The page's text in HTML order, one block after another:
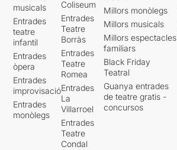
musicals
Entrades
teatre
infantil
Entrades
òpera
Entrades
improvisació
Entrades
monòlegs
Coliseum
Entrades
Teatre
Borràs
Entrades
Teatre
Romea
Entrades
La
Villarroel
Entrades
Teatre
Condal
Millors monòlegs
Millors musicals
Millors espectacles
familiars
Black Friday
Teatral
Guanya entrades
de teatre gratis -
concursos